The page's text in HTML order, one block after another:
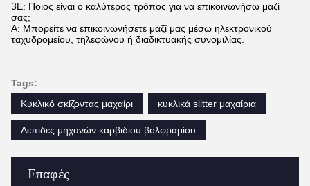
Επαφές
3Ε: Ποιος είναι ο καλύτερος τρόπος για να επικοινωνήσω μαζί
σας;
Α: Μπορείτε να επικοινωνήσετε μαζί μας μέσω ηλεκτρονικού
ταχυδρομείου, τηλεφώνου ή διαδικτυακής συνομιλίας.
Tags:
Κυκλικό σκίζοντας μαχαίρι
κυκλικά slitter μαχαίρια
Λεπίδες μηχανών καρβιδίου βολφραμίου